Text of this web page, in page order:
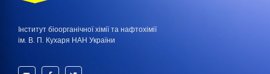
Інститут біоорганічної хімії та нафтохімії
ім. В. П. Кухаря НАН України